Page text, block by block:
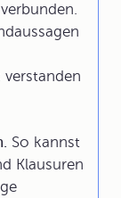
verstanden
So kannst
Klausuren